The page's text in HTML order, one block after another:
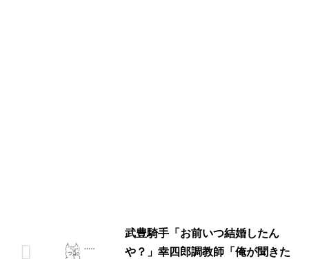
武豊騎手「お前いつ結婚したん
や？」幸四郎調教師「俺が聞きた